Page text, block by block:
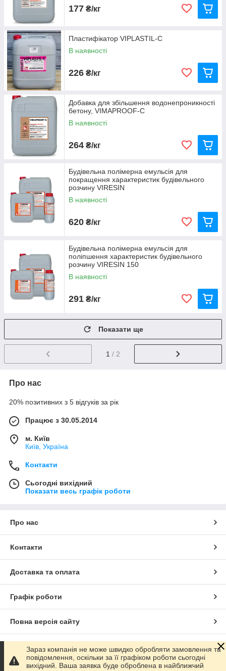
зберігання матеріалів.
Співпрацюючи з нами, ви повністю
Що пропонує «Український Центр
гідроізоляції»?
У нашому каталозі понад 100
найменувань добавок для бетону і
розчинів. Асортимент постійно
2
Всі добавки в наявності, ми готові
відправити ваше замовлення відразу
протягом 1-2 днів.
3
Детально проконсультуємо вас по
телефону, допоможемо визначитися з
Наші ціни одні з найвигідніших на
українському ринку. Великим оптовим
Заявка на сайті або по телефону
177 ₴/кг
Пластифікатор VIPLASTIL-C
В наявності
226 ₴/кг
Добавка для збільшення водонепроникності
бетону, VIMAPROOF-C
В наявності
264 ₴/кг
Будівельна полімерна емульсія для
покращення характеристик будівельного
розчину VIRESIN
В наявності
620 ₴/кг
Будівельна полімерна емульсія для
поліпшення характеристик будівельного
розчину VIRESIN 150
В наявності
291 ₴/кг
Показати ще
1 / 2
Про нас
20% позитивних з 5 відгуків за рік
Працює з 30.05.2014
м. Київ
Київ, Україна
Контакти
Сьогодні вихідний
Показати весь графік роботи
Про нас
Контакти
Доставка та оплата
Графік роботи
Повна версія сайту
Сайт створено на маркетплейсі Prom.ua
Зараз компанія не може швидко обробляти замовлення та
повідомлення, оскільки за її графіком роботи сьогодні
вихідний. Ваша заявка буде оброблена в найближчий